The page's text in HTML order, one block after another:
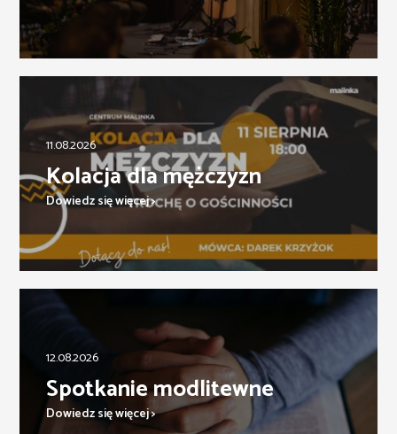
11.08.2026
Kolacja dla mężczyzn
Dowiedz się więcej >
12.08.2026
Spotkanie modlitewne
Dowiedz się więcej >